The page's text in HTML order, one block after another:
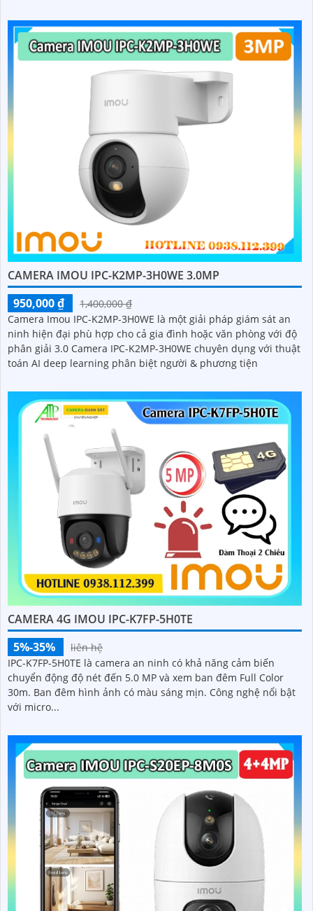
CAMERA IMOU IPC-K2MP-3H0WE 3.0MP
950,000 ₫
1,400,000 ₫
Camera Imou IPC-K2MP-3H0WE là một giải pháp giám sát an
ninh hiện đại phù hợp cho cả gia đình hoặc văn phòng với độ
phân giải 3.0 Camera IPC-K2MP-3H0WE chuyên dụng với thuật
toán AI deep learning phân biệt người & phương tiện
CAMERA 4G IMOU IPC-K7FP-5H0TE
5%-35%
liên hệ
IPC-K7FP-5H0TE là camera an ninh có khả năng cảm biến
chuyển động độ nét đến 5.0 MP và xem ban đêm Full Color
30m. Ban đêm hình ảnh có màu sáng mịn. Công nghệ nổi bật
với micro...